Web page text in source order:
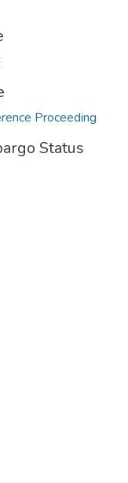
Proceeding
Status